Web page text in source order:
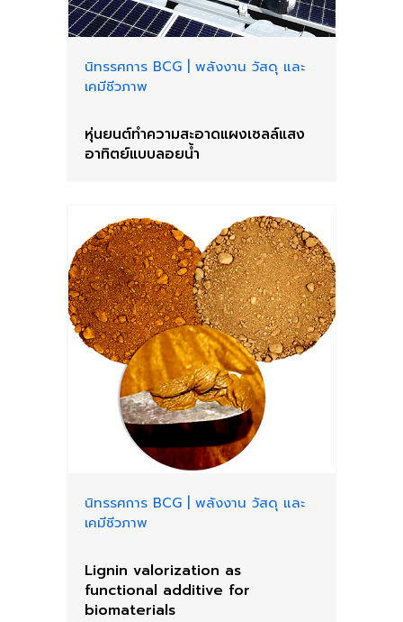
นิทรรศการ BCG
พลังงาน วัสดุ และ
เคมีชีวภาพ
หุ่นยนต์ทำความสะอาดแผงเซลล์แสง
อาทิตย์แบบลอยน้ำ
นิทรรศการ BCG
พลังงาน วัสดุ และ
เคมีชีวภาพ
Lignin valorization as
functional additive for
biomaterials